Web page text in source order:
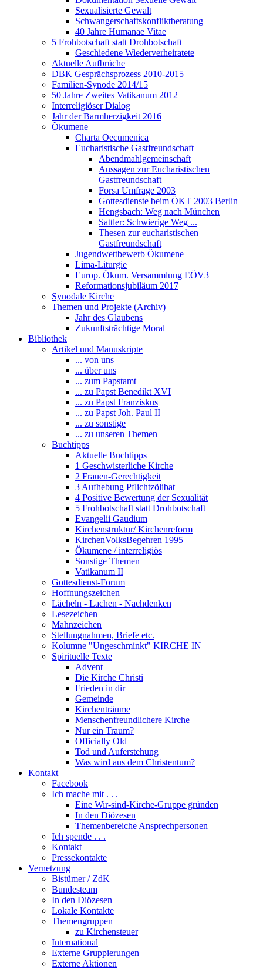
Sexualisierte Gewalt
Schwangerschaftskonfliktberatung
40 Jahre Humanae Vitae
5 Frohbotschaft statt Drohbotschaft
Geschiedene Wiederverheiratete
Aktuelle Aufbrüche
DBK Gesprächsprozess 2010-2015
Familien-Synode 2014/15
50 Jahre Zweites Vatikanum 2012
Interreligiöser Dialog
Jahr der Barmherzigkeit 2016
Ökumene
Charta Oecumenica
Eucharistische Gastfreundschaft
Abendmahlgemeinschaft
Aussagen zur Eucharistischen
Gastfreundschaft
Forsa Umfrage 2003
Gottesdienste beim ÖKT 2003 Berlin
Hengsbach: Weg nach München
Sattler: Schwierige Weg ...
Thesen zur eucharistischen
Gastfreundschaft
Jugendwettbewerb Ökumene
Lima-Liturgie
Europ. Ökum. Versammlung EÖV3
Reformationsjubiläum 2017
Synodale Kirche
Themen und Projekte (Archiv)
Jahr des Glaubens
Zukunftsträchtige Moral
Bibliothek
Artikel und Manuskripte
... von uns
... über uns
... zum Papstamt
... zu Papst Benedikt XVI
... zu Papst Franziskus
... zu Papst Joh. Paul II
... zu sonstige
... zu unseren Themen
Buchtipps
Aktuelle Buchtipps
1 Geschwisterliche Kirche
2 Frauen-Gerechtigkeit
3 Aufhebung Pflichtzölibat
4 Positive Bewertung der Sexualität
5 Frohbotschaft statt Drohbotschaft
Evangelii Gaudium
Kirchenstruktur/ Kirchenreform
KirchenVolksBegehren 1995
Ökumene / interreligiös
Sonstige Themen
Vatikanum II
Gottesdienst-Forum
Hoffnungszeichen
Lächeln - Lachen - Nachdenken
Lesezeichen
Mahnzeichen
Stellungnahmen, Briefe etc.
Kolumne "Ungeschminkt" KIRCHE IN
Spirituelle Texte
Advent
Die Kirche Christi
Frieden in dir
Gemeinde
Kirchenträume
Menschenfreundlichere Kirche
Nur ein Traum?
Officially Old
Tod und Auferstehung
Was wird aus dem Christentum?
Kontakt
Facebook
Ich mache mit . . .
Eine Wir-sind-Kirche-Gruppe gründen
In den Diözesen
Themenbereiche Ansprechpersonen
Ich spende . . .
Kontakt
Pressekontakte
Vernetzung
Bistümer / ZdK
Bundesteam
In den Diözesen
Lokale Kontakte
Themengruppen
zu Kirchensteuer
International
Externe Gruppierungen
Externe Aktionen